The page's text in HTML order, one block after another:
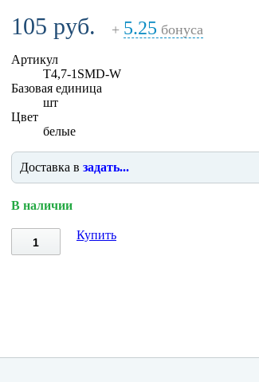
105 руб. + 5.25 бонуса
Артикул
T4,7-1SMD-W
Базовая единица
шт
Цвет
белые
Доставка в задать...
В наличии
Купить